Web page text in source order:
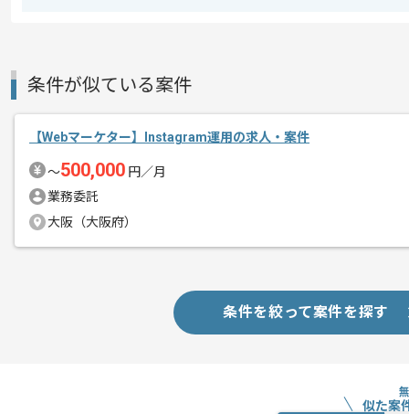
化粧品から日用品、飲食品、革製品、雑
条件が似ている案件
【Webマーケター】Instagram運用の求人・案件
〜500,000 円／月
業務委託
大阪（大阪府）
条件を絞って案件を探す
似た案